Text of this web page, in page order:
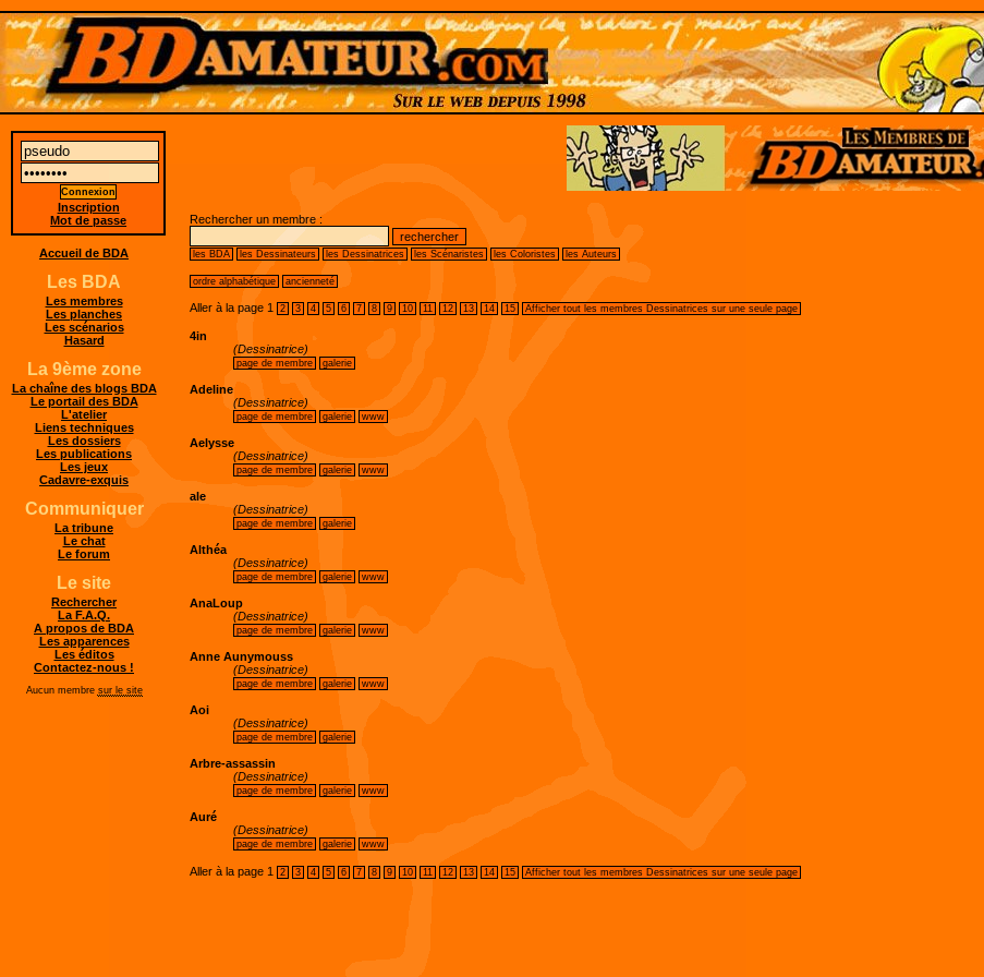
Rechercher un membre :
les BDA les Dessinateurs les Dessinatrices les Scénaristes les Coloristes les Auteurs
ordre alphabétique ancienneté
Aller à la page 1 2 3 4 5 6 7 8 9 10 11 12 13 14 15 Afficher tout les membres Dessinatrices sur une seule page
4in
(Dessinatrice)
page de membre galerie
Adeline
(Dessinatrice)
page de membre galerie www
Aelysse
(Dessinatrice)
page de membre galerie www
ale
(Dessinatrice)
page de membre galerie
Althéa
(Dessinatrice)
page de membre galerie www
AnaLoup
(Dessinatrice)
page de membre galerie www
Anne Aunymouss
(Dessinatrice)
page de membre galerie www
Aoi
(Dessinatrice)
page de membre galerie
Arbre-assassin
(Dessinatrice)
page de membre galerie www
Auré
(Dessinatrice)
page de membre galerie www
Aller à la page 1 2 3 4 5 6 7 8 9 10 11 12 13 14 15 Afficher tout les membres Dessinatrices sur une seule page
Inscription
Mot de passe
Accueil de BDA
Les BDA
Les membres
Les planches
Les scénarios
Hasard
La 9ème zone
La chaîne des blogs BDA
Le portail des BDA
L'atelier
Liens techniques
Les dossiers
Les publications
Les jeux
Cadavre-exquis
Communiquer
La tribune
Le chat
Le forum
Le site
Rechercher
La F.A.Q.
A propos de BDA
Les apparences
Les éditos
Contactez-nous !
Aucun membre sur le site